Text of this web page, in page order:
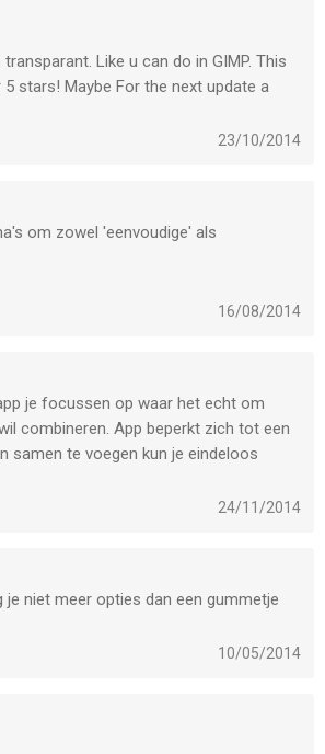
Like u can do in GIMP. This
stars! Maybe For the next update a
23/10/2014
om zowel 'eenvoudige' als
16/08/2014
je focussen op waar het echt om
combineren. App beperkt zich tot een
samen te voegen kun je eindeloos
24/11/2014
niet meer opties dan een gummetje
10/05/2014